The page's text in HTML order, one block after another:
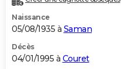
Naissance
05/08/1935 à Saman
Décès
04/01/1995 à Couret